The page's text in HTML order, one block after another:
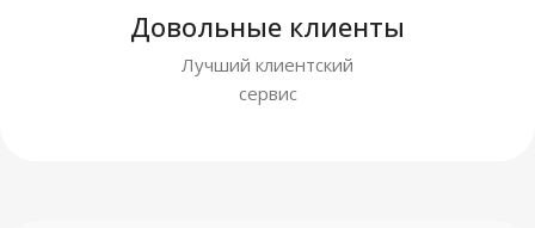
Довольные клиенты
Лучший клиентский
сервис